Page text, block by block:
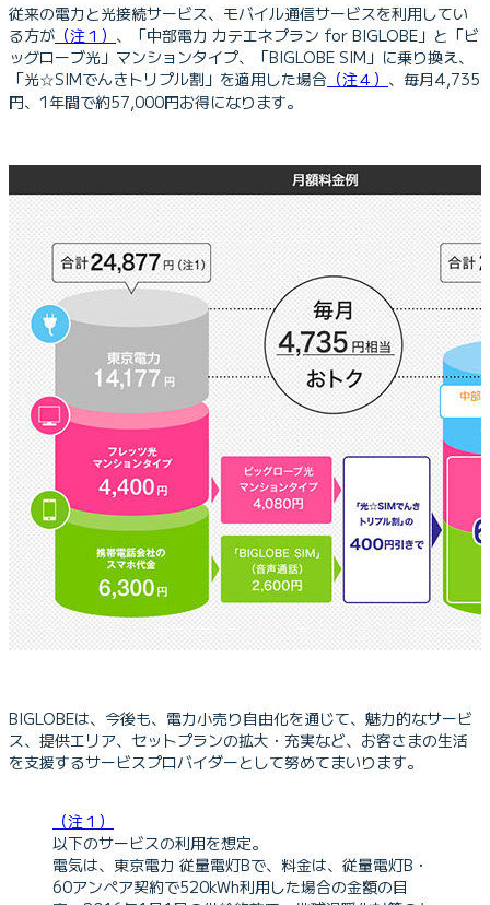
従来の電力と光接続サービス、モバイル通信サービスを利用してい
る方が （注１） 、「中部電力 カテエネプラン for BIGLOBE」と「ビ
ッグローブ光」マンションタイプ、「BIGLOBE SIM」に乗り換え、
「光☆SIMでんきトリプル割」を適用した場合 （注４） 、毎月4,735
円、1年間で約57,000円お得になります。
BIGLOBEは、今後も、電力小売り自由化を通じて、魅力的なサービ
ス、提供エリア、セットプランの拡大・充実など、お客さまの生活
を支援するサービスプロバイダーとして努めてまいります。
（注１）
以下のサービスの利用を想定。
電気は、東京電力 従量電灯Bで、料金は、従量電灯B・
60アンペア契約で520kWh利用した場合の金額の目